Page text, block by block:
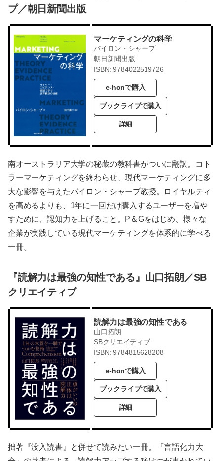
プ／朝日新聞出版
マーケティングの科学
バイロン・シャープ
朝日新聞出版
ISBN: 9784022519726
e-honで購入
ブックライブで購入
詳細
南オーストラリア大学の秘蔵の教科書がついに翻訳。コト
ラーマーケティングを終わらせ、現代マーケティングに多
大な影響を与えたバイロン・シャープ教授。ロイヤルティ
を高めるよりも、1年に一回だけ購入するユーザーを増や
すために、認知力を上げること。P＆Gをはじめ、様々な
企業が実践している現代マーケティングを体系的に学べる
一冊。
『読解力は最強の知性である』山口拓朗／SB
クリエイティブ
読解力は最強の知性である
山口拓朗
SBクリエイティブ
ISBN: 9784815628208
e-honで購入
ブックライブで購入
詳細
拙著『没入読書』と併せて読みたい一冊。『言語化力大